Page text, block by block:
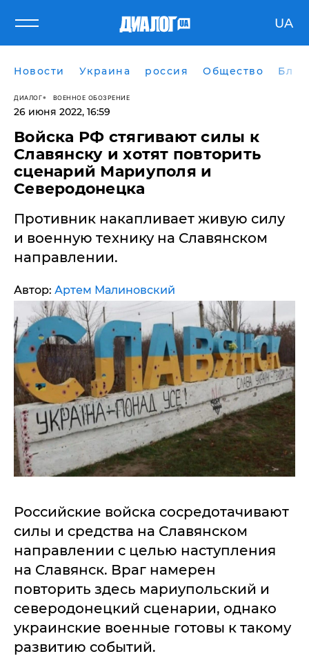
UA
Новости Украина россия Общество
ДИАЛОГ ВОЕННОЕ ОБОЗРЕНИЕ
26 июня 2022, 16:59
Войска РФ стягивают силы к
Славянску и хотят повторить
сценарий Мариуполя и
Северодонецка
Противник накапливает живую силу
и военную технику на Славянском
направлении.
Автор: Артем Малиновский
Российские войска сосредотачивают
силы и средства на Славянском
направлении с целью наступления
на Славянск. Враг намерен
повторить здесь мариупольский и
северодонецкий сценарии, однако
украинские военные готовы к такому
развитию событий.